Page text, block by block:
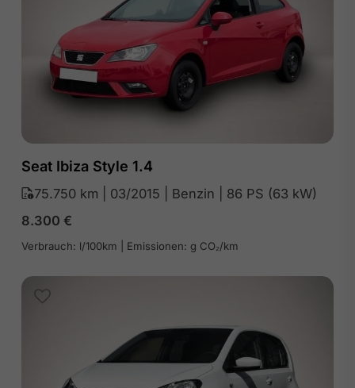
Seat Ibiza Style 1.4
75.750 km | 03/2015 | Benzin | 86 PS (63 kW)
8.300 €
Verbrauch: l/100km | Emissionen: g CO₂/km